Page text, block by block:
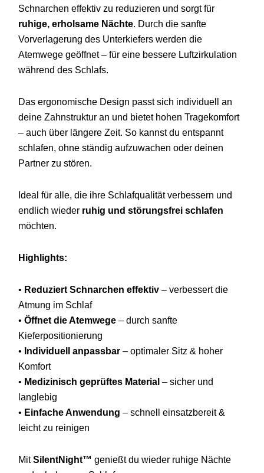
Schnarchen effektiv zu reduzieren und sorgtfür
ruhige, erholsame Nächte. Durch die sanfte
Vorverlagerung des Unterkiefers werden die
Atemwege geöffnet – für eine bessere Luftzirkulation
während des Schlafs.
Das ergonomische Design passtsich individuell an
deine Zahnstruktur an und bietet hohen Tragekomfort
– auch über längere Zeit. So kannstdu entspannt
schlafen, ohne ständig aufzuwachen oder deinen
Partner zu stören.
Ideal für alle, die ihre Schlafqualitätverbessern und
endlich wieder ruhig und störungsfrei schlafen
möchten.
Highlights:
• Reduziert Schnarchen effektiv – verbessertdie
Atmung im Schlaf
• Öffnet dieAtemwege – durch sanfte
Kieferpositionierung
• Individuell anpassbar – optimaler Sitz & hoher
Komfort
• Medizinisch geprüftes Material – sicher und
langlebig
• EinfacheAnwendung – schnell einsatzbereit &
leichtzu reinigen
MitSilentNight™ genießtdu wieder ruhige Nächte